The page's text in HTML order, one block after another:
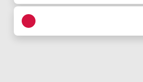
בפייסבוק באינסטגרם